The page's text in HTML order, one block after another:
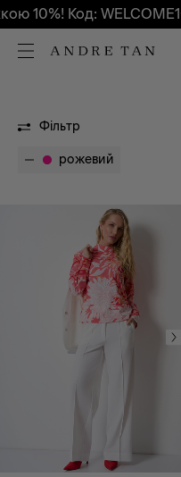
Код: WELCOME10
Фільтр
M
XXXLрожевий